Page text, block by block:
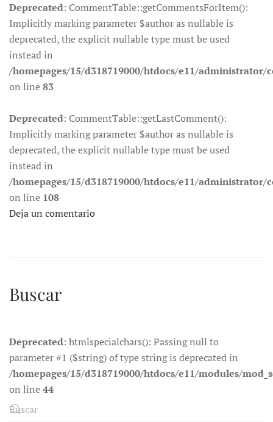
Deprecated: CommentTable::getCommentsForItem():
Implicitly marking parameter $author as nullable is
deprecated, the explicit nullable type must be used
instead in
/homepages/15/d318719000/htdocs/e11/
on line83
Deprecated: CommentTable::getLastComment():
Implicitly marking parameter $author as nullable is
deprecated, the explicit nullable type must be used
instead in
/homepages/15/d318719000/htdocs/e11/
on line 108
Deja un comentario
Buscar
Deprecated: htmlspecialchars(): Passing null to
parameter #1 ($string) of type string is deprecated in
/homepages/15/d318719000/htdocs/e11/modules/
on line44